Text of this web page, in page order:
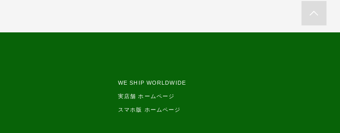
WE SHIP WORLDWIDE
実店舗 ホームページ
スマホ版 ホームページ